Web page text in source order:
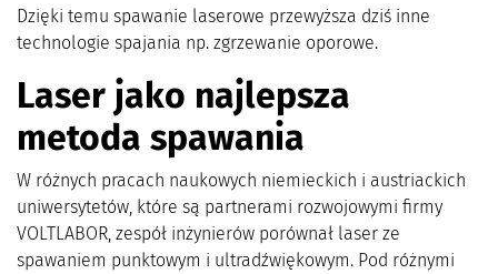
Dzięki temu spawanie laserowe przewyższa dziś inne
technologie spajania np. zgrzewanie oporowe.
Laser jako najlepsza
metoda spawania
W różnych pracach naukowych niemieckich i austriackich
uniwersytetów, które są partnerami rozwojowymi firmy
VOLTLABOR, zespół inżynierów porównał laser ze
spawaniem punktowym i ultradźwiękowym. Pod różnymi